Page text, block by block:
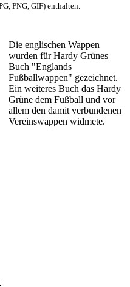
PNG, GIF) enthalten.
Die englischen Wappen
wurden für Hardy Grünes
Buch "Englands
Fußballwappen" gezeichnet.
Ein weiteres Buch das Hardy
Grüne dem Fußball und vor
allem den damit verbundenen
Vereinswappen widmete.